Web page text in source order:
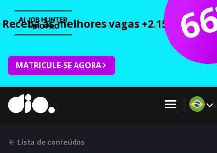
Receba as melhores vagas +2.150 cursos
MATRICULE-SE AGORA
Lista de conteúdos